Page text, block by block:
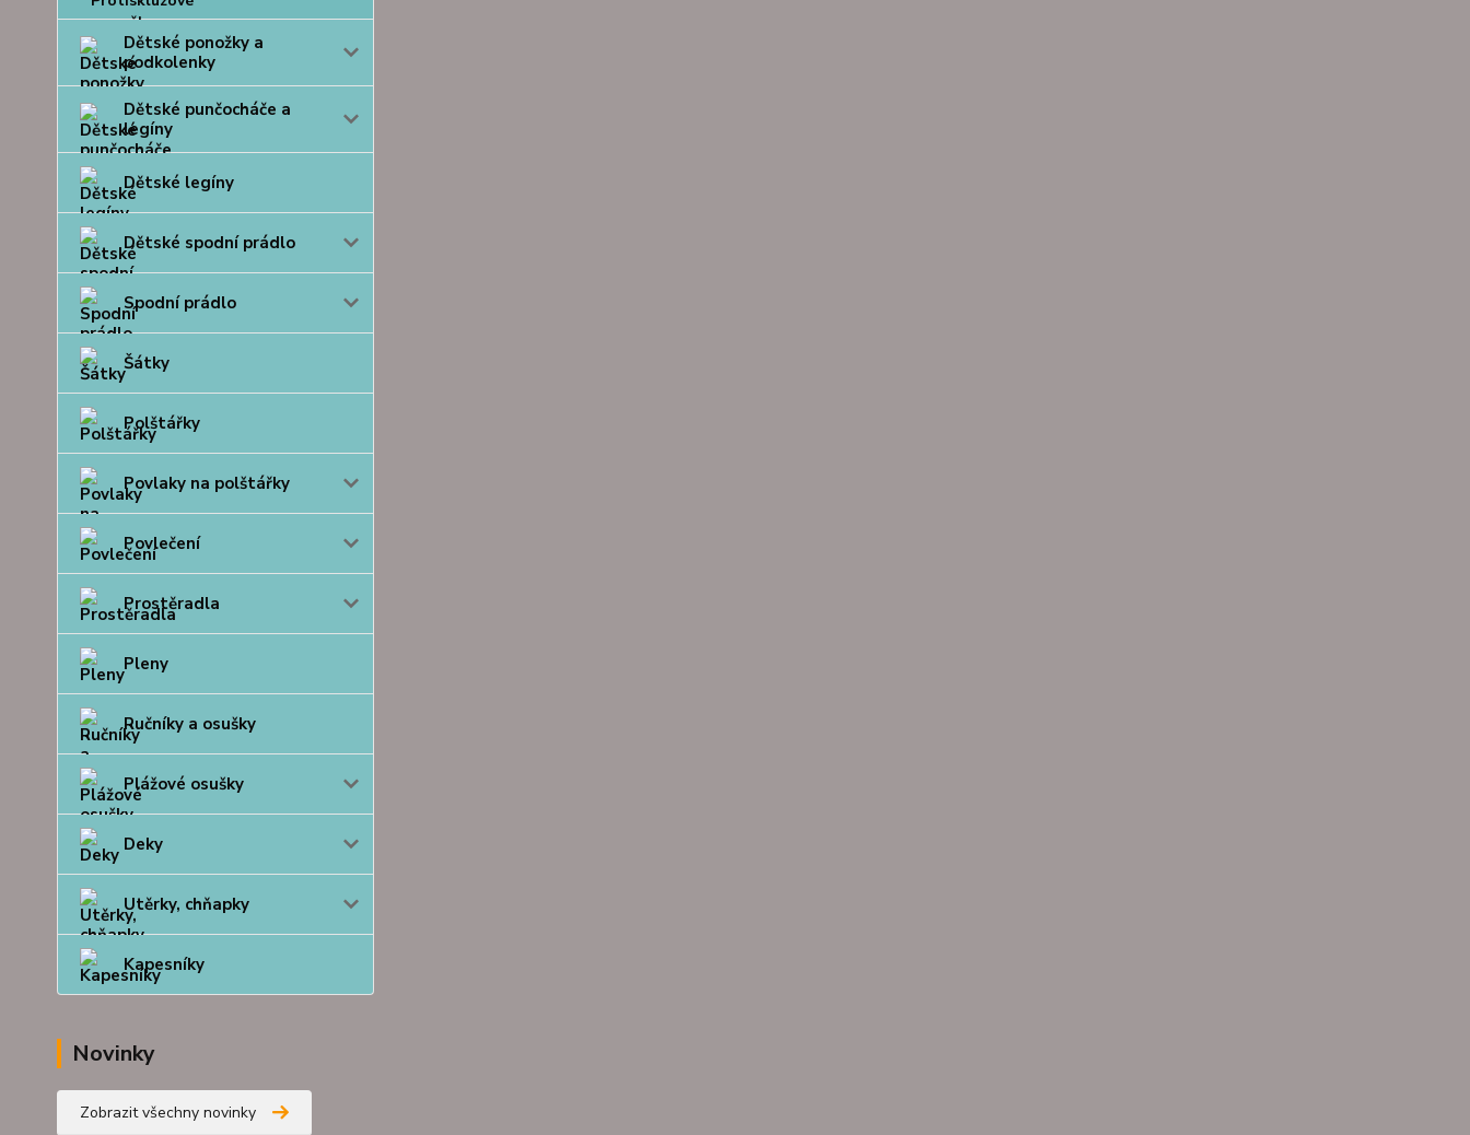
Dětské ponožky a
podkolenky
Dětské punčocháče a
legíny
Dětské legíny
Dětské spodní prádlo
Spodní prádlo
Šátky
Polštářky
Povlaky na polštářky
Povlečení
Prostěradla
Pleny
Ručníky a osušky
Plážové osušky
Deky
Utěrky, chňapky
Kapesníky
Novinky
Zobrazit všechny novinky